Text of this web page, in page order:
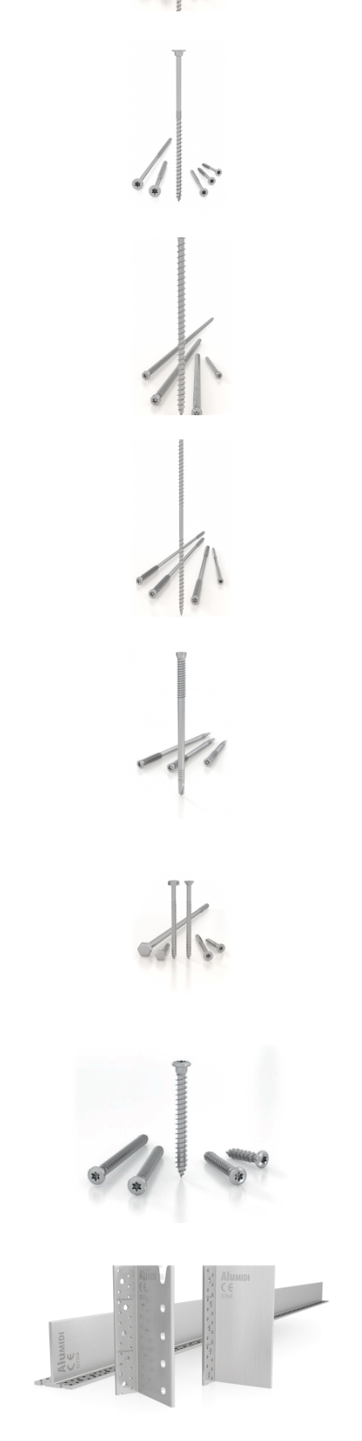
ROTHOBLAAS
Vite VGZ
ROTHOBLAAS
Vite DGZ
Vite per cemento SKR:SKS
ROTHOBLAAS
Vite LBS
ROTHOBLAAS
Staffa a scomparsa Alumidi
ROTHOBLAAS